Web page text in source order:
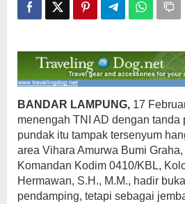
Kota
Tapis
BANDAR LAMPUNG, 17
menengah TNI AD dengan tanda
pundak itu tampak tersenyum
area Vihara Amurwa Bumi
Komandan Kodim 0410/KBL,
Hermawan, S.H., M.M., hadir
pendamping, tetapi sebagai